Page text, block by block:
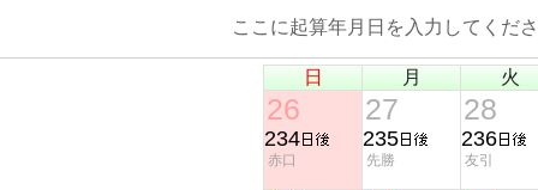
ここに起算年月日を入力してく
日 月 火
26
234
赤口
27
235
先勝
28
236
友引